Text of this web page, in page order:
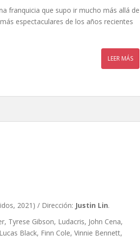
franquicia que supo ir mucho más allá de
espectaculares de los años recientes
LEER MÁS
2021) / Dirección: Justin Lin.
Tyrese Gibson, Ludacris, John Cena,
Black, Finn Cole, Vinnie Bennett,